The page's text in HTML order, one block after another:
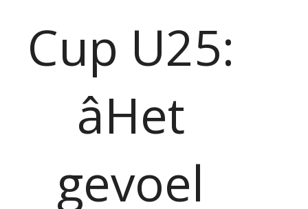
Cup U25:
âHet
gevoel